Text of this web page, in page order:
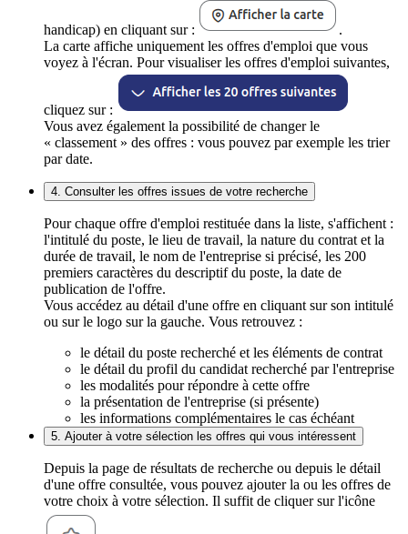
handicap) en cliquant sur :
.
La carte affiche uniquement les offres d'emploi que vous
voyez à l'écran. Pour visualiser les offres d'emploi suivantes,
cliquez sur :
Vous avez également la possibilité de changer le
« classement » des offres : vous pouvez par exemple les trier
par date.
4. Consulter les offres issues de votre recherche
Pour chaque offre d'emploi restituée dans la liste, s'affichent :
l'intitulé du poste, le lieu de travail, la nature du contrat et la
durée de travail, le nom de l'entreprise si précisé, les 200
premiers caractères du descriptif du poste, la date de
publication de l'offre.
Vous accédez au détail d'une offre en cliquant sur son intitulé
ou sur le logo sur la gauche. Vous retrouvez :
le détail du poste recherché et les éléments de contrat
le détail du profil du candidat recherché par l'entreprise
les modalités pour répondre à cette offre
la présentation de l'entreprise (si présente)
les informations complémentaires le cas échéant
5. Ajouter à votre sélection les offres qui vous intéressent
Depuis la page de résultats de recherche ou depuis le détail
d'une offre consultée, vous pouvez ajouter la ou les offres de
votre choix à votre sélection. Il suffit de cliquer sur l'icône